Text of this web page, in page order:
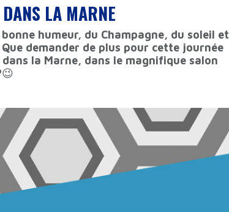
LA MARNE
humeur, du Champagne, du soleil et
demander de plus pour cette journée
la Marne, dans le magnifique salon
😉